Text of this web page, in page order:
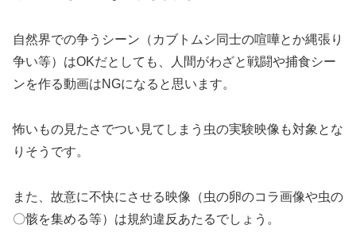
自然界での争うシーン（カブトムシ同士の喧嘩とか縄張り
争い等）はOKだとしても、人間がわざと戦闘や捕食シー
ンを作る動画はNGになると思います。
怖いもの見たさでつい見てしまう虫の実験映像も対象とな
りそうです。
また、故意に不快にさせる映像（虫の卵のコラ画像や虫の
〇骸を集める等）は規約違反あたるでしょう。